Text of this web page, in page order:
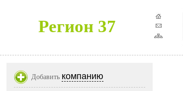
Регион 37
Добавить компанию